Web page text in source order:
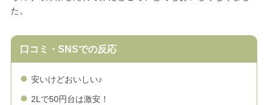
た。
口コミ・SNSでの反応
安いけどおいしい♪
2Lで50円台は激安！